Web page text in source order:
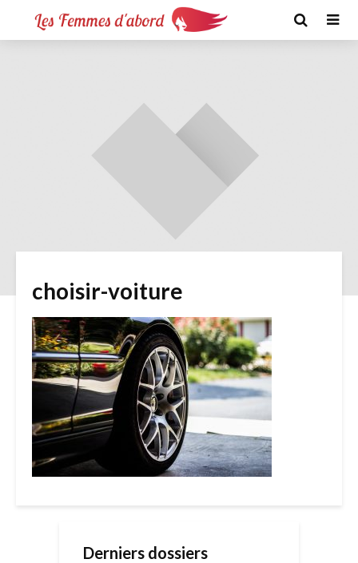
choisir-voiture
Derniers dossiers